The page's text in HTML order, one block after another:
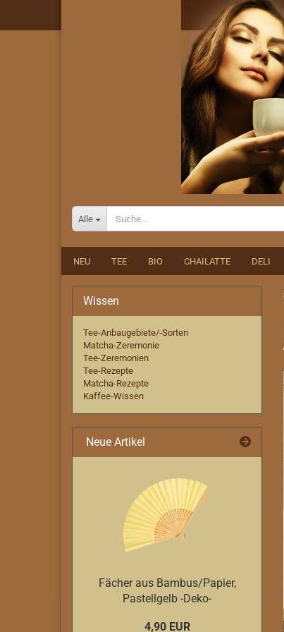
Alle
NEU TEE BIO CHAILATTE DELI
Wissen
Tee-Anbaugebiete/-Sorten
Matcha-Zeremonie
Tee-Zeremonien
Tee-Rezepte
Matcha-Rezepte
Kaffee-Wissen
Neue Artikel
Fächer aus Bambus/Papier,
Pastellgelb -Deko-
4,90 EUR